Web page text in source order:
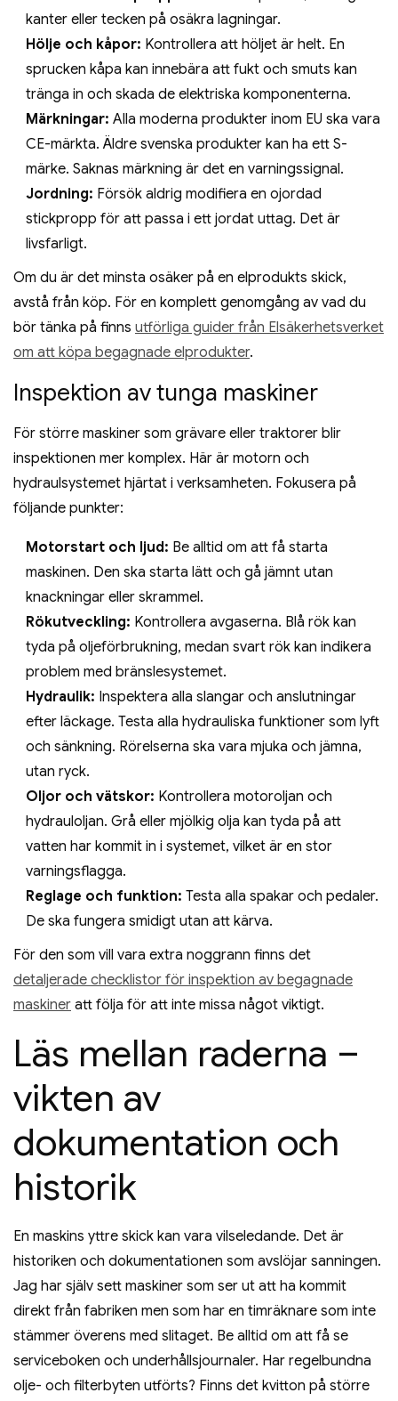
kanter eller tecken på osäkra lagningar.
Hölje och kåpor: Kontrollera att höljet är helt. En
sprucken kåpa kan innebära att fukt och smuts kan
tränga in och skada de elektriska komponenterna.
Märkningar: Alla moderna produkter inom EU ska vara
CE-märkta. Äldre svenska produkter kan ha ett S-
märke. Saknas märkning är det en varningssignal.
Jordning: Försök aldrig modifiera en ojordad
stickpropp för att passa i ett jordat uttag. Det är
livsfarligt.
Om du är det minsta osäker på en elprodukts skick,
avstå från köp. För en komplett genomgång av vad du
bör tänka på finns utförliga guider från Elsäkerhetsverket
om att köpa begagnade elprodukter.
Inspektion av tunga maskiner
För större maskiner som grävare eller traktorer blir
inspektionen mer komplex. Här är motorn och
hydraulsystemet hjärtat i verksamheten. Fokusera på
följande punkter:
Motorstart och ljud: Be alltid om att få starta
maskinen. Den ska starta lätt och gå jämnt utan
knackningar eller skrammel.
Rökutveckling: Kontrollera avgaserna. Blå rök kan
tyda på oljeförbrukning, medan svart rök kan indikera
problem med bränslesystemet.
Hydraulik: Inspektera alla slangar och anslutningar
efter läckage. Testa alla hydrauliska funktioner som lyft
och sänkning. Rörelserna ska vara mjuka och jämna,
utan ryck.
Oljor och vätskor: Kontrollera motoroljan och
hydrauloljan. Grå eller mjölkig olja kan tyda på att
vatten har kommit in i systemet, vilket är en stor
varningsflagga.
Reglage och funktion: Testa alla spakar och pedaler.
De ska fungera smidigt utan att kärva.
För den som vill vara extra noggrann finns det
detaljerade checklistor för inspektion av begagnade
maskiner att följa för att inte missa något viktigt.
Läs mellan raderna –
vikten av
dokumentation och
historik
En maskins yttre skick kan vara vilseledande. Det är
historiken och dokumentationen som avslöjar sanningen.
Jag har själv sett maskiner som ser ut att ha kommit
direkt från fabriken men som har en timräknare som inte
stämmer överens med slitaget. Be alltid om att få se
serviceboken och underhållsjournaler. Har regelbundna
olje- och filterbyten utförts? Finns det kvitton på större